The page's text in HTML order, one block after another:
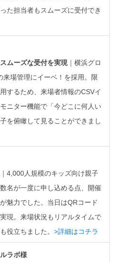
た担当者もスムーズに受付でき
ムーズな受付を実現｜横浜グロ
来場管理にイーベ！を採用。限
するため、来場者情報のCSVイ
ニター機能で「今どこに何人い
を俯瞰して見ることができまし
｜4,000人規模のキッズ向け親子
名が一度に申し込める点、開催
魅力でした。当日はQRコード
現。来場状況もリアルタイムで
役立ちました。 >詳細はコチラ
ラボ様